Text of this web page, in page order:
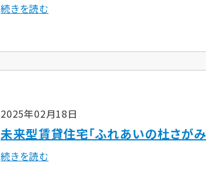
続きを読む
2025年02月18日
未来型賃貸住宅「ふれあいの杜さがみ
続きを読む